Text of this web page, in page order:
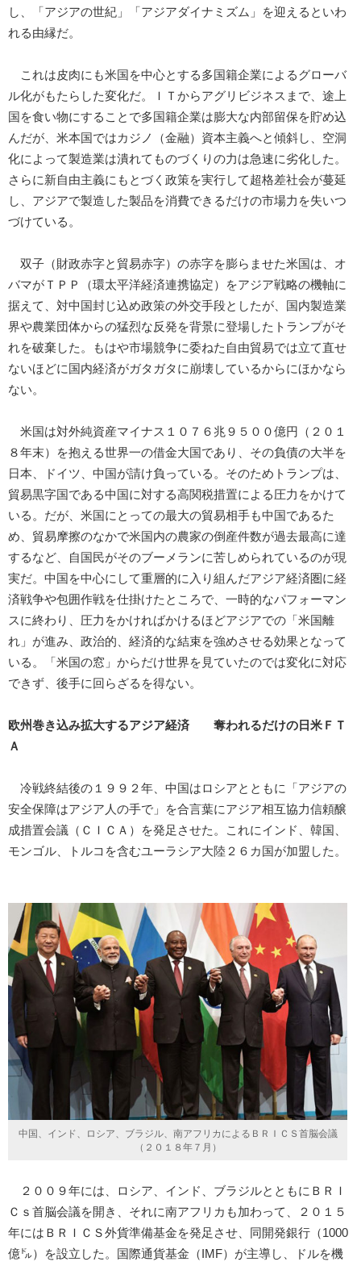
し、「アジアの世紀」「アジアダイナミズム」を迎えるといわ
れる由縁だ。
これは皮肉にも米国を中心とする多国籍企業によるグローバ
ル化がもたらした変化だ。ＩＴからアグリビジネスまで、途上
国を食い物にすることで多国籍企業は膨大な内部留保を貯め込
んだが、米本国ではカジノ（金融）資本主義へと傾斜し、空洞
化によって製造業は潰れてものづくりの力は急速に劣化した。
さらに新自由主義にもとづく政策を実行して超格差社会が蔓延
し、アジアで製造した製品を消費できるだけの市場力を失いつ
づけている。
双子（財政赤字と貿易赤字）の赤字を膨らませた米国は、オ
バマがＴＰＰ（環太平洋経済連携協定）をアジア戦略の機軸に
据えて、対中国封じ込め政策の外交手段としたが、国内製造業
界や農業団体からの猛烈な反発を背景に登場したトランプがそ
れを破棄した。もはや市場競争に委ねた自由貿易では立て直せ
ないほどに国内経済がガタガタに崩壊しているからにほかなら
ない。
米国は対外純資産マイナス１０７６兆９５００億円（２０１
８年末）を抱える世界一の借金大国であり、その負債の大半を
日本、ドイツ、中国が請け負っている。そのためトランプは、
貿易黒字国である中国に対する高関税措置による圧力をかけて
いる。だが、米国にとっての最大の貿易相手も中国であるた
め、貿易摩擦のなかで米国内の農家の倒産件数が過去最高に達
するなど、自国民がそのブーメランに苦しめられているのが現
実だ。中国を中心にして重層的に入り組んだアジア経済圏に経
済戦争や包囲作戦を仕掛けたところで、一時的なパフォーマン
スに終わり、圧力をかければかけるほどアジアでの「米国離
れ」が進み、政治的、経済的な結束を強めさせる効果となって
いる。「米国の窓」からだけ世界を見ていたのでは変化に対応
できず、後手に回らざるを得ない。
欧州巻き込み拡大するアジア経済 奪われるだけの日米ＦＴ
Ａ
冷戦終結後の１９９２年、中国はロシアとともに「アジアの
安全保障はアジア人の手で」を合言葉にアジア相互協力信頼醸
成措置会議（ＣＩＣＡ）を発足させた。これにインド、韓国、
モンゴル、トルコを含むユーラシア大陸２６カ国が加盟した。
中国、インド、ロシア、ブラジル、南アフリカによるＢＲＩＣＳ首脳会議
（２０１８年７月）
２００９年には、ロシア、インド、ブラジルとともにＢＲＩ
Ｃｓ首脳会議を開き、それに南アフリカも加わって、２０１５
年にはＢＲＩＣＳ外貨準備基金を発足させ、同開発銀行（1000
億㌦）を設立した。国際通貨基金（IMF）が主導し、ドルを機